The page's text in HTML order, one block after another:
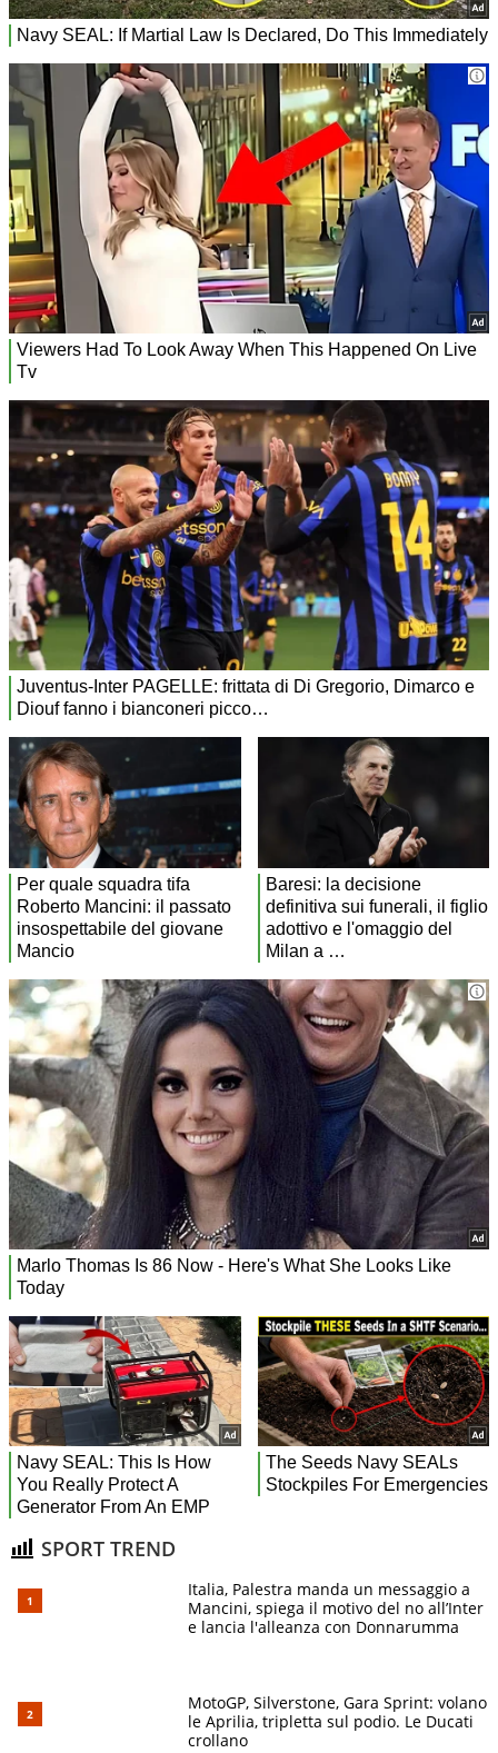
SPORT TREND
Italia, Palestra manda un messaggio a
Mancini, spiega il motivo del no all’Inter
e lancia l'alleanza con Donnarumma
MotoGP, Silverstone, Gara Sprint: volano
le Aprilia, tripletta sul podio. Le Ducati
crollano